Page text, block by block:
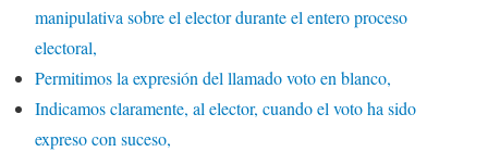
manipulativa sobre el elector durante el entero proceso
electoral,
Permitimos la expresión del llamado voto en blanco,
Indicamos claramente, al elector, cuando el voto ha sido
expreso con suceso,